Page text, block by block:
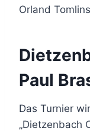
Orland
Paul
Das Turnier
„Dietzenbach